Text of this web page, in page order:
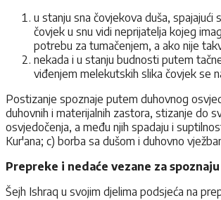
u stanju sna čovjekova duša,
čovjek u snu vidi neprijatelja kojeg
potrebu za tumačenjem, a ako nije
nekada i u stanju budnosti putem
viđenjem melekutskih slika čovjek se
Postizanje spoznaje putem duhovnog
duhovnih i materijalnih zastora, stizanje do
osvjedočenja, a među njih spadaju i
Kur'ana; c) borba sa dušom i duhovno
Prepreke i nedaće vezane za spoznaju
Šejh Ishraq u svojim djelima podsjeća na